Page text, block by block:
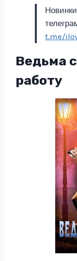
t.me/
Ведьма
работу